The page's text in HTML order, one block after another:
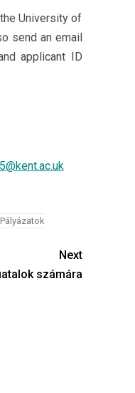
University of
send an email
applicant ID
Pályázatok
Next
számára